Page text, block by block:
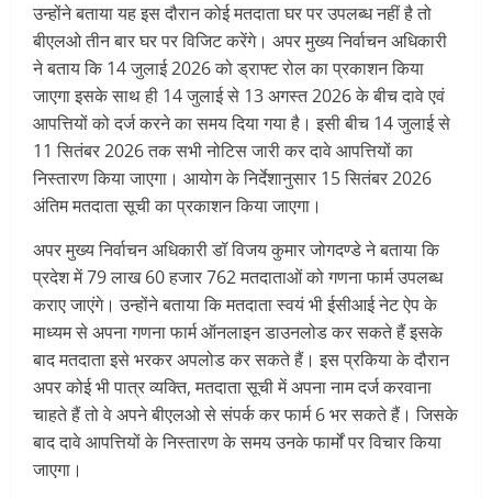
उन्होंने बताया यह इस दौरान कोई मतदाता घर पर उपलब्ध नहीं है तो
बीएलओ तीन बार घर पर विजिट करेंगे। अपर मुख्य निर्वाचन अधिकारी
ने बताय कि 14 जुलाई 2026 को ड्राफ्ट रोल का प्रकाशन किया
जाएगा इसके साथ ही 14 जुलाई से 13 अगस्त 2026 के बीच दावे एवं
आपत्तियों को दर्ज करने का समय दिया गया है। इसी बीच 14 जुलाई से
11 सितंबर 2026 तक सभी नोटिस जारी कर दावे आपत्तियों का
निस्तारण किया जाएगा। आयोग के निर्देशानुसार 15 सितंबर 2026
अंतिम मतदाता सूची का प्रकाशन किया जाएगा।
अपर मुख्य निर्वाचन अधिकारी डॉ विजय कुमार जोगदण्डे ने बताया कि
प्रदेश में 79 लाख 60 हजार 762 मतदाताओं को गणना फार्म उपलब्ध
कराए जाएंगे। उन्होंने बताया कि मतदाता स्वयं भी ईसीआई नेट ऐप के
माध्यम से अपना गणना फार्म ऑनलाइन डाउनलोड कर सकते हैं इसके
बाद मतदाता इसे भरकर अपलोड कर सकते हैं। इस प्रकिया के दौरान
अपर कोई भी पात्र व्यक्ति, मतदाता सूची में अपना नाम दर्ज करवाना
चाहते हैं तो वे अपने बीएलओ से संपर्क कर फार्म 6 भर सकते हैं। जिसके
बाद दावे आपत्तियों के निस्तारण के समय उनके फार्मों पर विचार किया
जाएगा।